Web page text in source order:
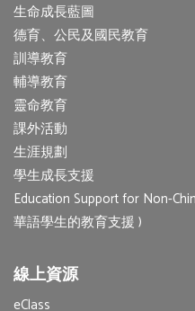
生命成長藍圖
德育、公民及國民教育
訓導教育
輔導教育
靈命教育
課外活動
生涯規劃
學生成長支援
Education Support for Non-
華語學生的教育支援 )
線上資源
eClass